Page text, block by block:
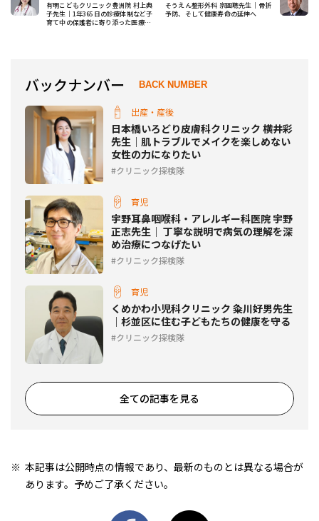
有明こどもクリニック豊洲院 村上典
子先生｜1年365日の診療体制など子
育て中の保護者に寄り添った医療を
そうえん整形外科 宗圓聰先生｜骨折
予防、そして健康寿命の延伸へ
バックナンバー BACK NUMBER
出産・産後
日本橋いろどり皮膚科クリニック 横井彩
先生｜肌トラブルでメイクを楽しめない
女性の力になりたい
クリニック探検隊
育児
宇野耳鼻咽喉科・アレルギー科医院 宇野
正志先生｜ 丁寧な説明で病気の理解を深
め治療につなげたい
クリニック探検隊
育児
くめかわ小児科クリニック 粂川好男先生
｜杉並区に住む子どもたちの健康を守る
クリニック探検隊
全ての記事を見る
本記事は公開時点の情報であり、最新のものとは異なる場合が
あります。予めご了承ください。